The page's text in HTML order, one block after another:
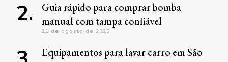
Guia rápido para comprar bomba
manual com tampa confiável
21 de agosto de 2025
Equipamentos para lavar carro em São